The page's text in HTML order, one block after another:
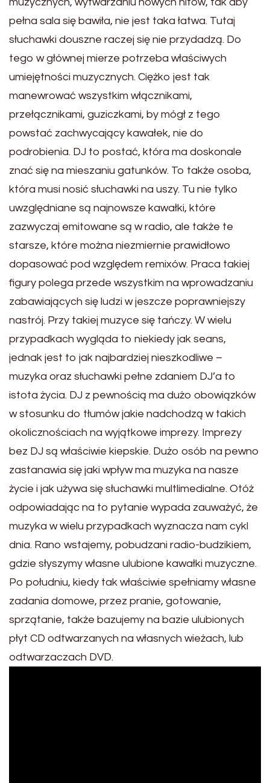
pełna sala się bawiła, nie jest taka łatwa. Tutaj
słuchawki douszne raczej się nie przydadzą. Do
tego w głównej mierze potrzeba właściwych
umiejętności muzycznych. Ciężko jest tak
manewrować wszystkim włącznikami,
przełącznikami, guziczkami, by mógł z tego
powstać zachwycający kawałek, nie do
podrobienia. DJ to postać, która ma doskonale
znać się na mieszaniu gatunków. To także osoba,
która musi nosić słuchawki na uszy. Tu nie tylko
uwzględniane są najnowsze kawałki, które
zazwyczaj emitowane są w radio, ale także te
starsze, które można niezmiernie prawidłowo
dopasować pod względem remixów. Praca takiej
figury polega przede wszystkim na wprowadzaniu
zabawiających się ludzi w jeszcze poprawniejszy
nastrój. Przy takiej muzyce się tańczy. W wielu
przypadkach wygląda to niekiedy jak seans,
jednak jest to jak najbardziej nieszkodliwe –
muzyka oraz słuchawki pełne zdaniem DJ’a to
istota życia. DJ z pewnością ma dużo obowiązków
w stosunku do tłumów jakie nadchodzą w takich
okolicznościach na wyjątkowe imprezy. Imprezy
bez DJ są właściwie kiepskie. Dużo osób na pewno
zastanawia się jaki wpływ ma muzyka na nasze
życie i jak używa się słuchawki multlimedialne. Otóż
odpowiadając na to pytanie wypada zauważyć, że
muzyka w wielu przypadkach wyznacza nam cykl
dnia. Rano wstajemy, pobudzani radio-budzikiem,
gdzie słyszymy własne ulubione kawałki muzyczne.
Po południu, kiedy tak właściwie spełniamy własne
zadania domowe, przez pranie, gotowanie,
sprzątanie, także bazujemy na bazie ulubionych
płyt CD odtwarzanych na własnych wieżach, lub
odtwarzaczach DVD.